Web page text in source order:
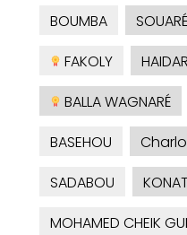
BOUMBA
SOUARÉ
FAKOLY
BALLA WAGNARÉ
BASEHOU
SADABOU
MOHAMED CHEIK